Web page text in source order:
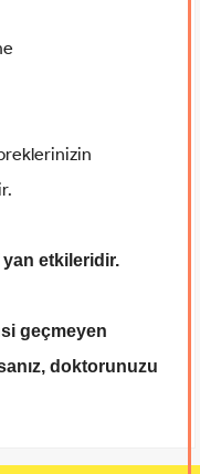
yan etkileridir.
geçmeyen
doktorunuzu